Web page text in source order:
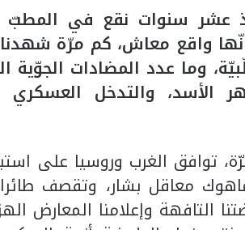
عشر سنوات نقع في المطبّ
واقع معاش، كم مرّة
وما عدد المضادات
والتدخل العسكري
توافق الغرب وروسيا على
معاقل بشار، وتقصف
التافهة وإعلامنا المعارض